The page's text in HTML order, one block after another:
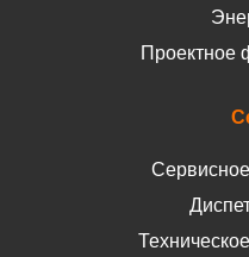
Проектное